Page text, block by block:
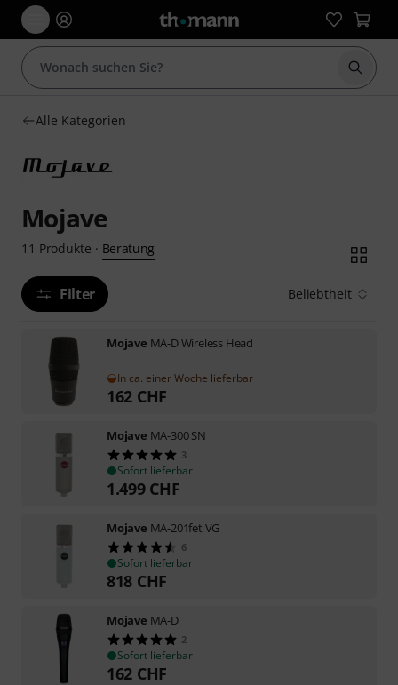
Suche
Alle Kategorien
Mojave
11 Produkte · Beratung
Filter Beliebtheit
Mojave MA-D Wireless Head
In ca. einer Woche lieferbar
162 CHF
Mojave MA-300 SN
3
Sofort lieferbar
1.499 CHF
Mojave MA-201fet VG
6
Sofort lieferbar
818 CHF
Mojave MA-D
2
Sofort lieferbar
162 CHF